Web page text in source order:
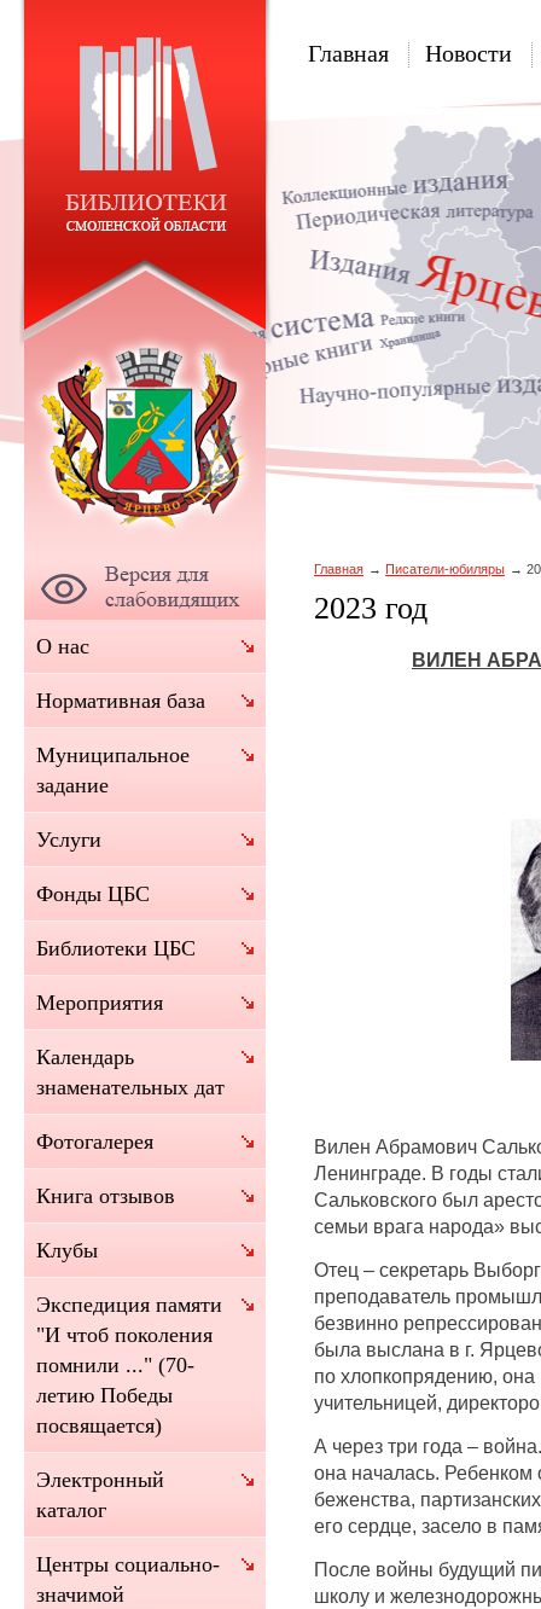
Главная Новости
Главная Писатели-юбиляры
2023 год
ВИЛЕН
Вилен Абрамович
Ленинграде. В годы
Сальковского был
семьи врага народа»
Отец – секретарь
преподаватель
безвинно
была выслана в г.
по хлопкопрядению,
учительницей,
А через три года –
она началась. Ребенком
беженства,
его сердце, засело в
После войны будущий
школу и
О нас
Нормативная база
Муниципальное
задание
Услуги
Фонды ЦБС
Библиотеки ЦБС
Мероприятия
Календарь
знаменательных дат
Фотогалерея
Книга отзывов
Клубы
Экспедиция памяти
"И чтоб поколения
помнили ..." (70-
летию Победы
посвящается)
Электронный
каталог
Центры социально-
значимой